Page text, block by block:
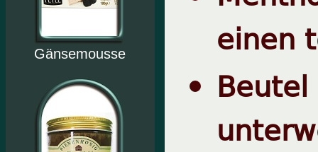
Gänsemousse
einen